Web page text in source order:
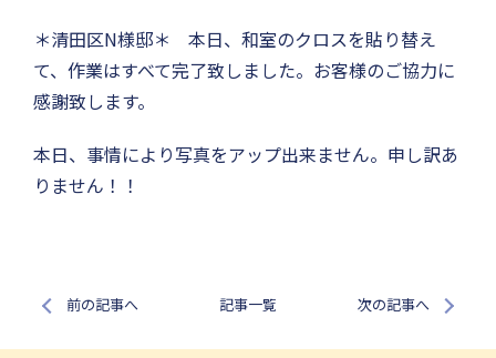
＊清田区N様邸＊ 本日、和室のクロスを貼り替え
て、作業はすべて完了致しました。お客様のご協力に
感謝致します。
本日、事情により写真をアップ出来ません。申し訳あ
りません！！
前の記事へ 記事一覧 次の記事へ